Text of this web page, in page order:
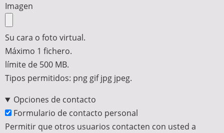
Imagen
Su cara o foto virtual.
Máximo 1 fichero.
límite de 500 MB.
Tipos permitidos: png gif jpg jpeg.
Opciones de contacto
Formulario de contacto personal
Permitir que otros usuarios contacten con usted a